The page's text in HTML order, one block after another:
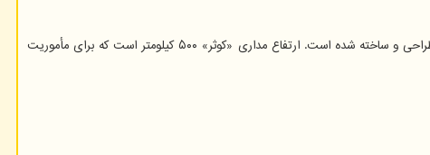
، ماهواره «کوثر» از دستاوردهای فضایی این شرکت فضایی است که با وزن ۳۰ کیلوگرم و عمر مداری ۳.۶ سال طراحی و ساخته شده است. ارتفاع مداری «کوثر» ۵۰۰ کیلومتر است که برای مأموریت